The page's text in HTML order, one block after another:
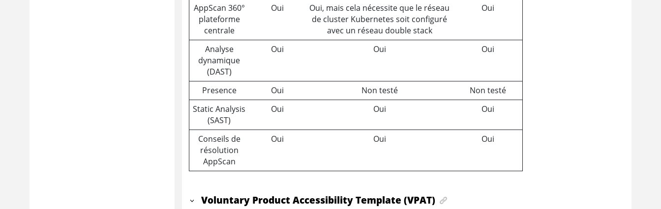
AppScan 360°
plateforme
centrale
Oui
Oui, mais cela nécessite que le réseau
de cluster Kubernetes soit configuré
avec un réseau double stack
Oui
Analyse
dynamique
(DAST)
Oui Oui Oui
Presence Oui Non testé
Non testé
Static Analysis
(SAST)
Oui Oui Oui
Conseils de
résolution
AppScan
Oui Oui Oui
Voluntary Product Accessibility Template (VPAT)